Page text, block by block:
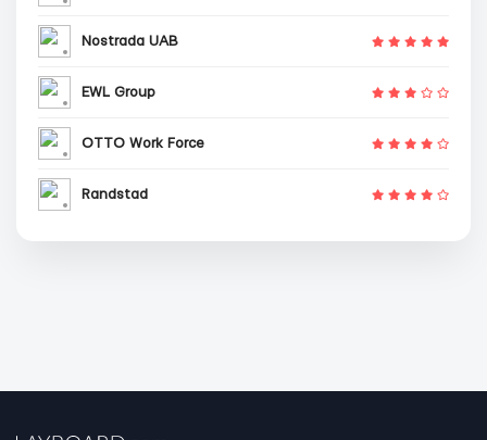
Nostrada UAB
EWL Group
OTTO Work Force
Randstad